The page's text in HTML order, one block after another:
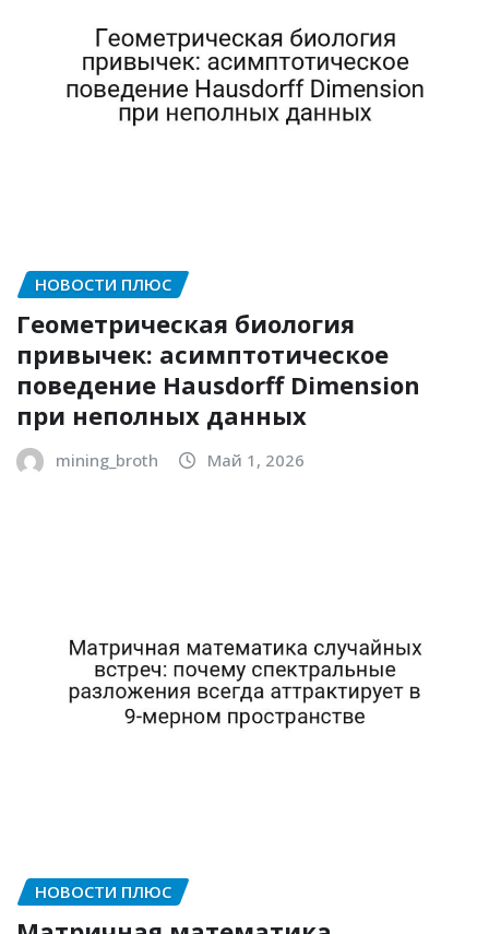
НОВОСТИ ПЛЮС
Геометрическая биология
привычек: асимптотическое
поведение Hausdorff Dimension
при неполных данных
mining_broth Май 1, 2026
НОВОСТИ ПЛЮС